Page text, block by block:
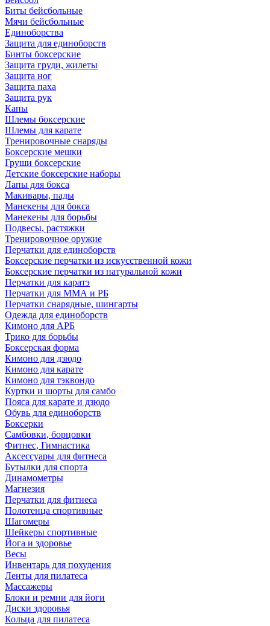
Биты бейсбольные
Мячи бейсбольные
Единоборства
Защита для единоборств
Бинты боксерские
Защита груди, жилеты
Защита ног
Защита паха
Защита рук
Капы
Шлемы боксерские
Шлемы для карате
Тренировочные снаряды
Боксерские мешки
Груши боксерские
Детские боксерские наборы
Лапы для бокса
Макивары, пады
Манекены для бокса
Манекены для борьбы
Подвесы, растяжки
Тренировочное оружие
Перчатки для единоборств
Боксерские перчатки из искусственной кожи
Боксерские перчатки из натуральной кожи
Перчатки для каратэ
Перчатки для ММА и РБ
Перчатки снарядные, шингарты
Одежда для единоборств
Кимоно для АРБ
Трико для борьбы
Боксерская форма
Кимоно для дзюдо
Кимоно для карате
Кимоно для тэквондо
Куртки и шорты для самбо
Пояса для карате и дзюдо
Обувь для единоборств
Боксерки
Самбовки, борцовки
Фитнес, Гимнастика
Аксессуары для фитнеса
Бутылки для спорта
Динамометры
Магнезия
Перчатки для фитнеса
Полотенца спортивные
Шагомеры
Шейкеры спортивные
Йога и здоровье
Весы
Инвентарь для похудения
Ленты для пилатеса
Массажеры
Блоки и ремни для йоги
Диски здоровья
Кольца для пилатеса